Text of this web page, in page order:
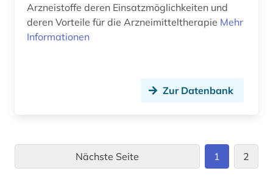
Arzneistoffe deren Einsatzmöglichkeiten und
deren Vorteile für die Arzneimitteltherapie Mehr
Informationen
Zur Datenbank
Nächste Seite 1 2